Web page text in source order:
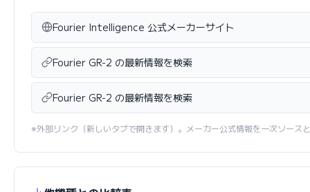
Fourier Intelligence 公式メーカーサイト
Fourier GR-2 の最新情報を検索
Fourier GR-2 の最新情報を検索
※外部リンク（新しいタブで開きます）。メーカー公式情報を一次ソース